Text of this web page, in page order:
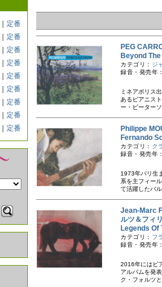
定番
定番
定番
定番
定番
定番
定番
定番
定番
PEG
Beyond
カテゴリ： ジ
録音・発売年
ミネアポリス
あるピアニス
ー・ピーター
Philippe
Fernando
カテゴリ： ク
録音・発売年
1973年パリ生
系を主フィー
て活躍したバ
Jean-Marc
ルツ＆フィ
Legends Of
カテゴリ： フ
録音・発売年
2016年にはピ
アルバムを発
ク・フォルツ